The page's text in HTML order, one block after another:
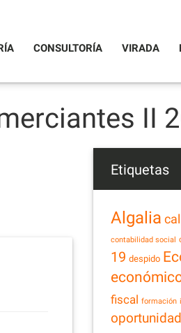
CONSULTORÍA VIRADA
II
Etiquetas
Algalia
contabilidad social
19 despido
fiscal formación